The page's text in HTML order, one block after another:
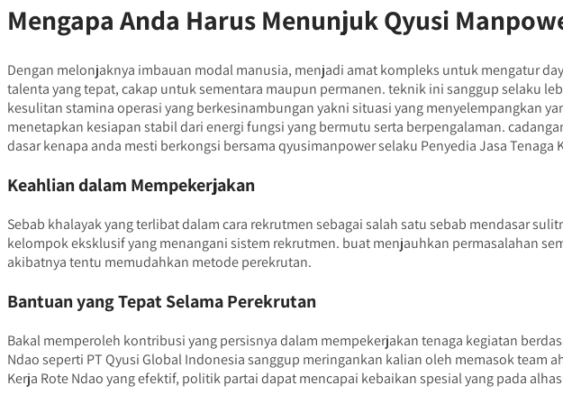
Mengapa Anda Harus Menunjuk Qyusi
Dengan melonjaknya imbauan modal manusia, menjadi amat kompleks untuk mengatur
talenta yang tepat, cakap untuk sementara maupun permanen. teknik ini sanggup selaku
kesulitan stamina operasi yang berkesinambungan yakni situasi yang menyelempangkan
menetapkan kesiapan stabil dari energi fungsi yang bermutu serta berpengalaman.
dasar kenapa anda mesti berkongsi bersama qyusimanpower selaku Penyedia Jasa Tenaga
Keahlian dalam Mempekerjakan
Sebab khalayak yang terlibat dalam cara rekrutmen sebagai salah satu sebab mendasar
kelompok eksklusif yang menangani sistem rekrutmen. buat menjauhkan permasalahan
akibatnya tentu memudahkan metode perekrutan.
Bantuan yang Tepat Selama Perekrutan
Bakal memperoleh kontribusi yang persisnya dalam mempekerjakan tenaga kegiatan
Ndao seperti PT Qyusi Global Indonesia sanggup meringankan kalian oleh memasok team
Kerja Rote Ndao yang efektif, politik partai dapat mencapai kebaikan spesial yang pada